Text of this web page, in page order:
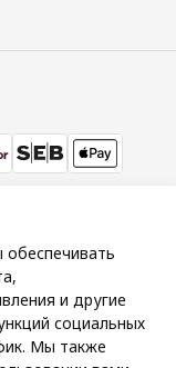
RU
cookie
и другие
социальных
Мы также